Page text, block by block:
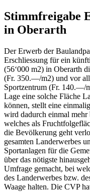
Stimmfreigabe
in Oberarth
Der Erwerb der
Erschliessung für ein
(56‘000 m2) in Oberarth
(Fr. 350.—/m2) und vor
Sportzentrum (Fr. 140.—/
Lage eine solche Fläche
können, stellt eine
wird dadurch einmal mehr
welches als
die Bevölkerung geht
gesamten Landerwerbes
Sportanlagen für die
über das nötigste
Umfrage gemacht, bei
des Landerwerbes bzw.
Waage halten. Die CVP